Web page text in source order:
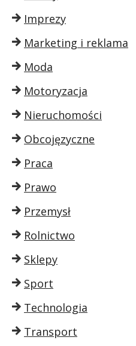
Imprezy
Marketing i reklama
Moda
Motoryzacja
Nieruchomości
Obcojęzyczne
Praca
Prawo
Przemysł
Rolnictwo
Sklepy
Sport
Technologia
Transport